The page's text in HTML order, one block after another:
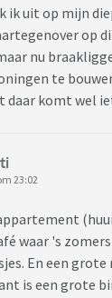
ik uit op mijn
op
nu
te
daar komt wel
23:02
waar 's
En een
is een grote